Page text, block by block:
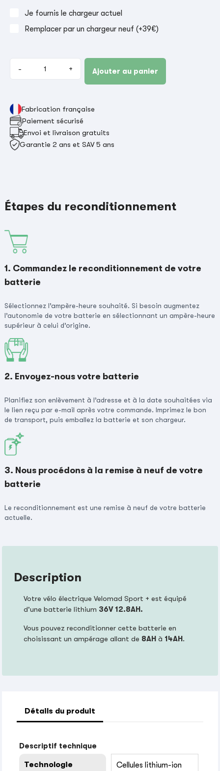
Je fournis le chargeur actuel
Remplacer par un chargeur neuf (+39€)
- + Ajouter au panier
Fabrication française
Paiement sécurisé
Envoi et livraison gratuits
Garantie 2 ans et SAV 5 ans
Étapes du reconditionnement
1. Commandez le reconditionnement de votre
batterie
Sélectionnez l’ampère-heure souhaité. Si besoin augmentez
l’autonomie de votre batterie en sélectionnant un ampère-heure
supérieur à celui d’origine.
2. Envoyez-nous votre batterie
Planifiez son enlèvement à l’adresse et à la date souhaitées via
le lien reçu par e-mail après votre commande. Imprimez le bon
de transport, puis emballez la batterie et son chargeur.
3. Nous procédons à la remise à neuf de votre
batterie
Le reconditionnement est une remise à neuf de votre batterie
actuelle.
Description
Votre vélo électrique Velomad Sport + est équipé
d'une batterie lithium 36V 12.8AH.
Vous pouvez reconditionner cette batterie en
choisissant un ampérage allant de 8AH à 14AH.
Détails du produit
Descriptif technique
Technologie Cellules lithium-ion